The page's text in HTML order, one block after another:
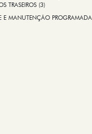
TRASEIROS (3)
E MANUTENÇÃO PROGRAMADA